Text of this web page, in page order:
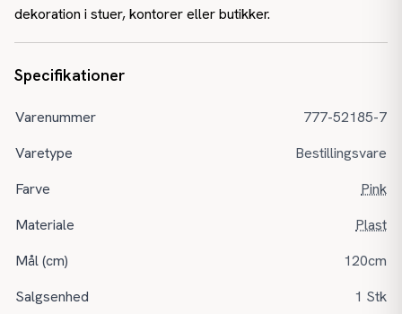
dekoration i stuer, kontorer eller butikker.
Specifikationer
Varenummer
777-52185-7
Varetype
Bestillingsvare
Farve
Pink
Materiale
Plast
Mål (cm)
120cm
Salgsenhed
1 Stk